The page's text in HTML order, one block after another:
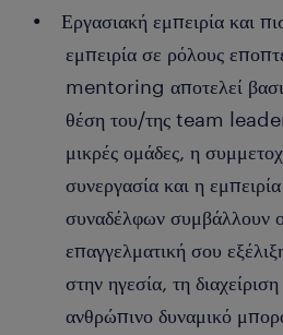
Εργασιακή εμπειρία και
εμπειρία σε ρόλους
mentoring αποτελεί
θέση του/της team
μικρές ομάδες, η
συνεργασία και η
συναδέλφων συμβάλλουν
επαγγελματική σου
στην ηγεσία, τη
ανθρώπινο δυναμικό